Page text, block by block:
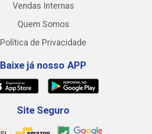
Vendas Internas
Quem Somos
Política de Privacidade
Baixe já nosso APP
Site Seguro